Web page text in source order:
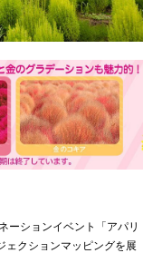
ーションイベント「アパリ
ェクションマッピングを展